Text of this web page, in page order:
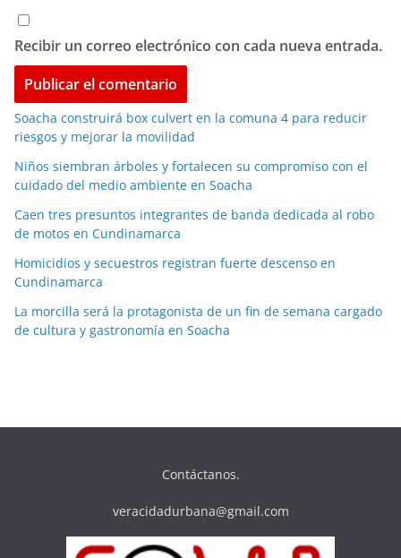
Recibir un correo electrónico con cada nueva entrada.
Soacha construirá box culvert en la comuna 4 para reducir
riesgos y mejorar la movilidad
Niños siembran árboles y fortalecen su compromiso con el
cuidado del medio ambiente en Soacha
Caen tres presuntos integrantes de banda dedicada al robo
de motos en Cundinamarca
Homicidios y secuestros registran fuerte descenso en
Cundinamarca
La morcilla será la protagonista de un fin de semana cargado
de cultura y gastronomía en Soacha
Contáctanos.
veracidadurbana@gmail.com